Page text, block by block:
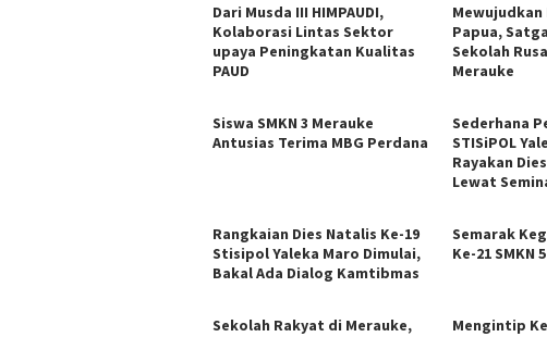
Dari Musda III HIMPAUDI,
Kolaborasi Lintas Sektor
upaya Peningkatan Kualitas
PAUD
Mewujudkan
Papua,
Sekolah
Merauke
Siswa SMKN 3 Merauke
Antusias Terima MBG Perdana
Sederhana
STISiPOL
Rayakan
Lewat
Rangkaian Dies Natalis Ke-19
Stisipol Yaleka Maro Dimulai,
Bakal Ada Dialog Kamtibmas
Semarak
Ke-21 SMKN
Sekolah Rakyat di Merauke,
Mengintip